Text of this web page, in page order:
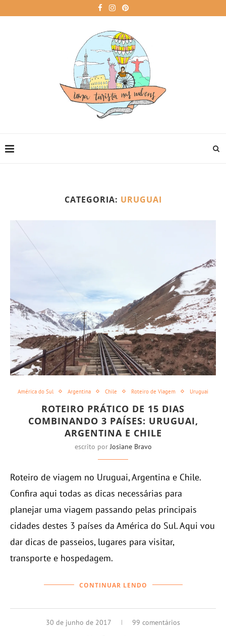
CATEGORIA: URUGUAI
América do Sul Argentina Chile Roteiro de Viagem Uruguai
ROTEIRO PRÁTICO DE 15 DIAS
COMBINANDO 3 PAÍSES: URUGUAI,
ARGENTINA E CHILE
escrito por Josiane Bravo
Roteiro de viagem no Uruguai, Argentina e Chile.
Confira aqui todas as dicas necessárias para
planejar uma viagem passando pelas principais
cidades destes 3 países da América do Sul. Aqui vou
dar dicas de passeios, lugares para visitar,
transporte e hospedagem.
CONTINUAR LENDO
30 de junho de 2017 99 comentários